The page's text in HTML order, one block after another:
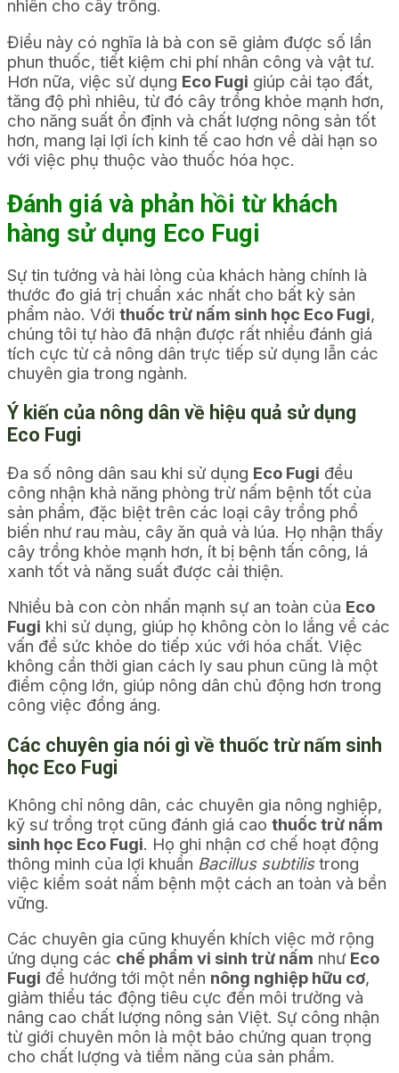
nhiên cho cây trồng.
Điều này có nghĩa là bà con sẽ giảm được số lần
phun thuốc, tiết kiệm chi phí nhân công và vật tư.
Hơn nữa, việc sử dụng Eco Fugi giúp cải tạo đất,
tăng độ phì nhiêu, từ đó cây trồng khỏe mạnh hơn,
cho năng suất ổn định và chất lượng nông sản tốt
hơn, mang lại lợi ích kinh tế cao hơn về dài hạn so
với việc phụ thuộc vào thuốc hóa học.
Đánh giá và phản hồi từ khách
hàng sử dụng Eco Fugi
Sự tin tưởng và hài lòng của khách hàng chính là
thước đo giá trị chuẩn xác nhất cho bất kỳ sản
phẩm nào. Với thuốc trừ nấm sinh học Eco Fugi,
chúng tôi tự hào đã nhận được rất nhiều đánh giá
tích cực từ cả nông dân trực tiếp sử dụng lẫn các
chuyên gia trong ngành.
Ý kiến của nông dân về hiệu quả sử dụng
Eco Fugi
Đa số nông dân sau khi sử dụng Eco Fugi đều
công nhận khả năng phòng trừ nấm bệnh tốt của
sản phẩm, đặc biệt trên các loại cây trồng phổ
biến như rau màu, cây ăn quả và lúa. Họ nhận thấy
cây trồng khỏe mạnh hơn, ít bị bệnh tấn công, lá
xanh tốt và năng suất được cải thiện.
Nhiều bà con còn nhấn mạnh sự an toàn của Eco
Fugi khi sử dụng, giúp họ không còn lo lắng về các
vấn đề sức khỏe do tiếp xúc với hóa chất. Việc
không cần thời gian cách ly sau phun cũng là một
điểm cộng lớn, giúp nông dân chủ động hơn trong
công việc đồng áng.
Các chuyên gia nói gì về thuốc trừ nấm sinh
học Eco Fugi
Không chỉ nông dân, các chuyên gia nông nghiệp,
kỹ sư trồng trọt cũng đánh giá cao thuốc trừ nấm
sinh học Eco Fugi. Họ ghi nhận cơ chế hoạt động
thông minh của lợi khuẩn Bacillus subtilistrong
việc kiểm soát nấm bệnh một cách an toàn và bền
vững.
Các chuyên gia cũng khuyến khích việc mở rộng
ứng dụng các chế phẩm vi sinh trừ nấm như Eco
Fugi để hướng tới một nền nông nghiệp hữu cơ,
giảm thiểu tác động tiêu cực đến môi trường và
nâng cao chất lượng nông sản Việt. Sự công nhận
từ giới chuyên môn là một bảo chứng quan trọng
cho chất lượng và tiềm năng của sản phẩm.